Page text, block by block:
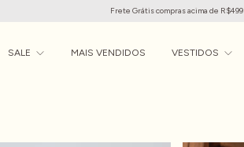
Frete Grátis compras acima de R$499
SALE MAIS VENDIDOS VESTIDOS